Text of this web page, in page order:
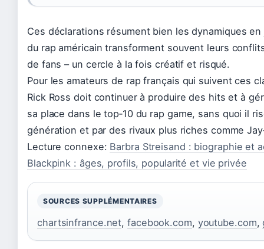
Ces déclarations résument bien les dynamiques
du rap américain transforment souvent leurs
de fans – un cercle à la fois créatif et risqué.
Pour les amateurs de rap français qui suivent ces
Rick Ross doit continuer à produire des hits et à
sa place dans le top‑10 du rap game, sans quoi il
génération et par des rivaux plus riches comme
Lecture connexe: Barbra Streisand : biographie et
Blackpink : âges, profils, popularité et vie privée
SOURCES SUPPLÉMENTAIRES
chartsinfrance.net,facebook.com, youtube.com,